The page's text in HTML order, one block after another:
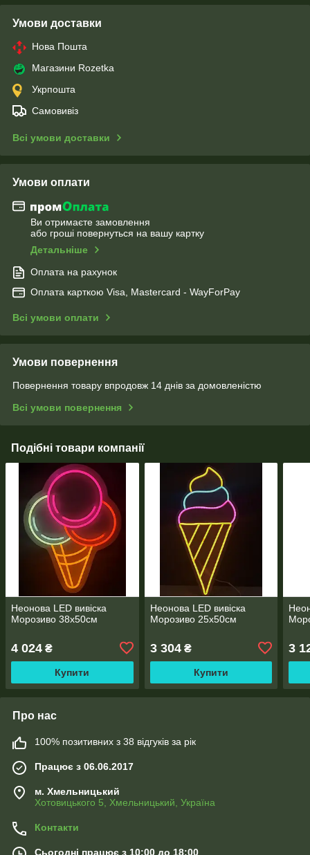
Умови доставки
Нова Пошта
Магазини Rozetka
Укрпошта
Самовивіз
Всі умови доставки
Умови оплати
Ви отримаєте замовлення
або гроші повернуться на вашу картку
Детальніше
Оплата на рахунок
Оплата карткою Visa, Mastercard - WayForPay
Всі умови оплати
Умови повернення
Повернення товару впродовж 14 днів за домовленістю
Всі умови повернення
Подібні товари компанії
Неонова LED вивіска
Морозиво 38х50см
4 024 ₴
Купити
Неонова LED вивіска
Морозиво 25х50см
3 304₴
Купити
3
Про нас
100% позитивних з 38 відгуків за рік
Працює з 06.06.2017
м. Хмельницький
Хотовицького 5, Хмельницький, Україна
Контакти
Сьогодні працює з 10:00 до 18:00